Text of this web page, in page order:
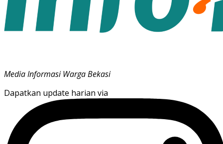
Media Informasi Warga Bekasi
Dapatkan update harian via